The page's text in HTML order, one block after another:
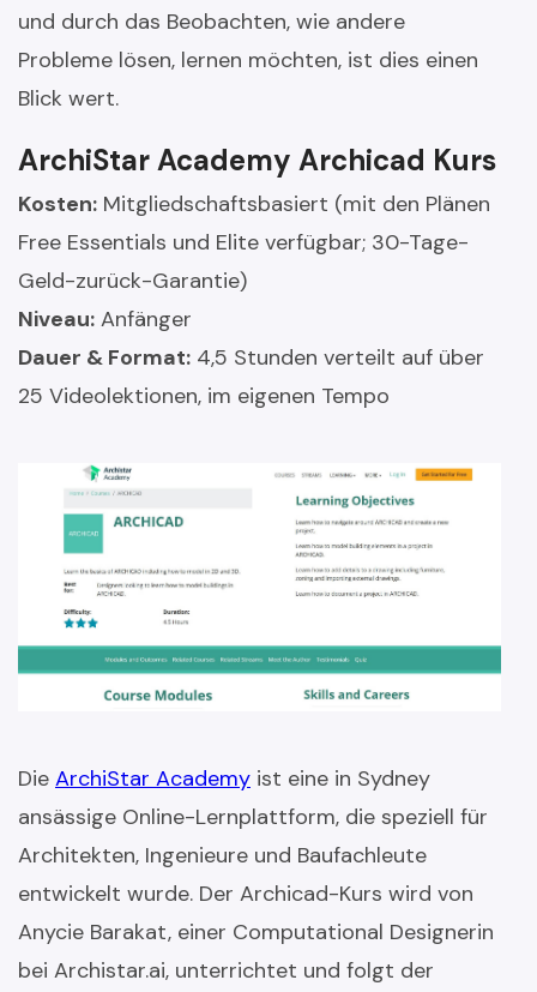
und durch das Beobachten, wie andere
Probleme lösen, lernen möchten, ist dies einen
Blick wert.
ArchiStar Academy Archicad Kurs
Kosten: Mitgliedschaftsbasiert (mit den Plänen
Free Essentials und Elite verfügbar; 30-Tage-
Geld-zurück-Garantie)
Niveau: Anfänger
Dauer & Format: 4,5 Stunden verteilt auf über
25 Videolektionen, im eigenen Tempo
Die ArchiStar Academy ist eine in Sydney
ansässige Online-Lernplattform, die speziell für
Architekten, Ingenieure und Baufachleute
entwickelt wurde. Der Archicad-Kurs wird von
Anycie Barakat, einer Computational Designerin
bei Archistar.ai, unterrichtet und folgt der